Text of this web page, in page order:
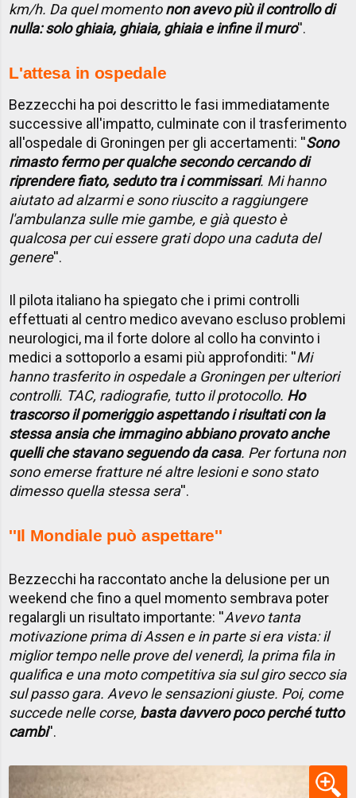
km/h. Da quel momentonon avevo più il controllo di
nulla: solo ghiaia, ghiaia, ghiaia e infine il muro''.
L'attesa in ospedale
Bezzecchi ha poi descritto le fasi immediatamente
successive all'impatto, culminate con il trasferimento
all'ospedale di Groningen per gli accertamenti: ''Sono
rimasto fermo per qualche secondo cercando di
riprendere fiato, seduto tra i commissari. Mi hanno
aiutato ad alzarmi e sono riuscito a raggiungere
l'ambulanza sulle mie gambe, e già questo è
qualcosa per cui essere grati dopo una caduta del
genere''.
Il pilota italiano ha spiegato che i primi controlli
effettuati al centro medico avevano escluso problemi
neurologici, ma il forte dolore al collo ha convinto i
medici a sottoporlo a esami più approfonditi: ''Mi
hanno trasferito in ospedale a Groningen per ulteriori
controlli. TAC, radiografie, tutto il protocollo. Ho
trascorso il pomeriggio aspettando i risultati con la
stessa ansia che immagino abbiano provato anche
quelli che stavano seguendo da casa. Per fortuna non
sono emerse fratture né altre lesioni e sono stato
dimesso quella stessa sera''.
''Il Mondiale può aspettare''
Bezzecchi ha raccontato anche la delusione per un
weekend che fino a quel momento sembrava poter
regalargli un risultato importante: ''Avevo tanta
motivazione prima di Assen e in parte si era vista: il
miglior tempo nelle prove del venerdì, la prima fila in
qualifica e una moto competitiva sia sul giro secco sia
sul passo gara. Avevo le sensazioni giuste. Poi, come
succede nelle corse, basta davvero poco perché tutto
cambi''.